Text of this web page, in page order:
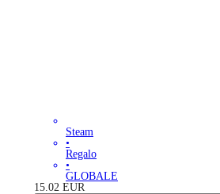
Steam
•
Regalo
•
GLOBALE
15.02 EUR